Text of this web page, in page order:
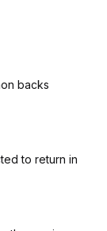
backs
to return in